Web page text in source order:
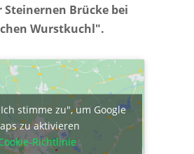
Brücke bei
Wurstkuchl".
stimme zu", um Google
zu aktivieren
Richtlinie